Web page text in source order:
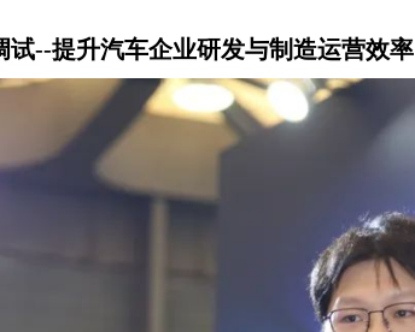
试--提升汽车企业研发与制造运营效率